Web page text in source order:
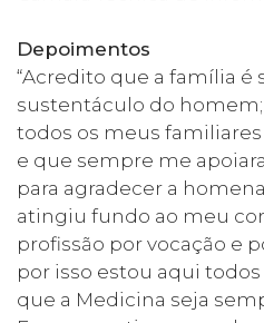
Depoimentos
“Acredito que a família é
sustentáculo do homem;
todos os meus
e que sempre me
para agradecer a
atingiu fundo ao meu
profissão por vocação e
por isso estou aqui
que a Medicina seja